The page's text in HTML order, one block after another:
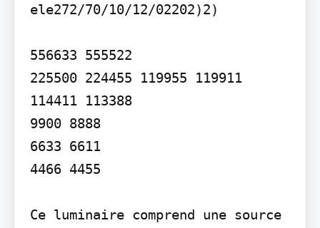
ele272/70/10/12/02202)2)
556633 555522
225500 224455 119955 119911
114411 113388
9900 8888
6633 6611
4466 4455
Ce luminaire comprend une source